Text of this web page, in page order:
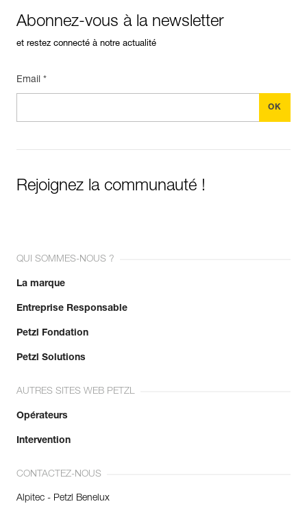
Abonnez-vous à la newsletter
et restez connecté à notre actualité
Email *
Rejoignez la communauté !
QUI SOMMES-NOUS ?
La marque
Entreprise Responsable
Petzl Fondation
Petzl Solutions
AUTRES SITES WEB PETZL
Opérateurs
Intervention
CONTACTEZ-NOUS
Alpitec - Petzl Benelux